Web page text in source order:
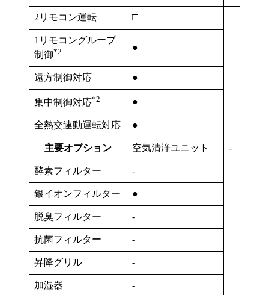
2リモコン運転 □
1リモコングループ
制御*2 ●
遠方制御対応 ●
集中制御対応*2 ●
全熱交連動運転対応 ●
主要オプション 空気清浄ユニット -
酵素フィルター -
銀イオンフィルター ●
脱臭フィルター -
抗菌フィルター -
昇降グリル -
加湿器 -